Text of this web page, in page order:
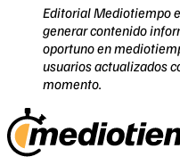
Editorial Mediotiempo
generar contenido
oportuno en
usuarios actualizados
momento.